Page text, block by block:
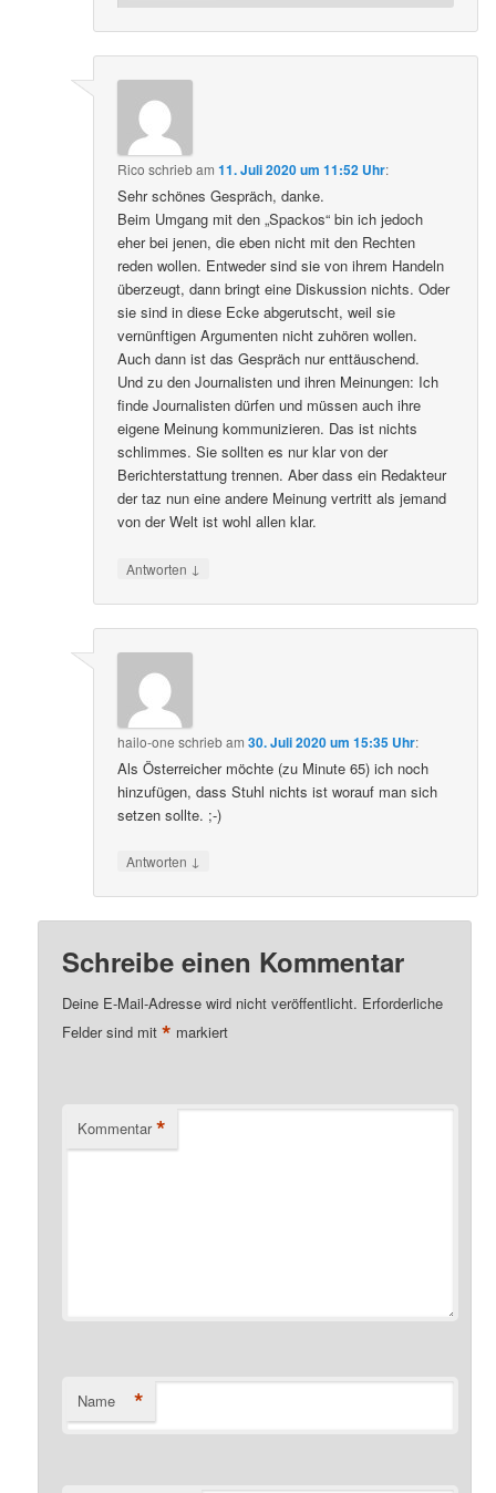
Rico schriebam11. Juli 2020 um 11:52 Uhr:
Sehr schönes Gespräch, danke.
Beim Umgang mit den „Spackos“ bin ich jedoch
eher bei jenen, die eben nicht mit den Rechten
reden wollen. Entweder sind sie von ihrem Handeln
überzeugt, dann bringt eine Diskussion nichts. Oder
sie sind in diese Ecke abgerutscht, weil sie
vernünftigen Argumenten nicht zuhören wollen.
Auch dann ist das Gespräch nur enttäuschend.
Und zu den Journalisten und ihren Meinungen: Ich
finde Journalisten dürfen und müssen auch ihre
eigene Meinung kommunizieren. Das ist nichts
schlimmes. Sie sollten es nur klar von der
Berichterstattung trennen. Aber dass ein Redakteur
der taz nun eine andere Meinung vertritt als jemand
von der Welt ist wohl allen klar.
Antworten ↓
hailo-one schriebam30. Juli 2020 um 15:35 Uhr:
Als Österreicher möchte (zu Minute 65) ich noch
hinzufügen, dass Stuhl nichts ist worauf man sich
setzen sollte. ;-)
Antworten ↓
Schreibe einen Kommentar
Deine E-Mail-Adresse wird nicht veröffentlicht. Erforderliche
Felder sind mit* markiert
Kommentar *
Name *